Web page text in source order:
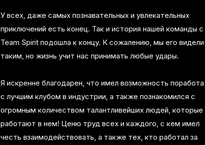
У всех, даже самых познавательных и увлекательных
приключений есть конец. Так и история нашей команды с
Team Spirit подошла к концу. К сожалению, мы его
таким, но жизнь учит нас принимать любые удары.
Я искренне благодарен, что имел возможность
с лучшим клубом в индустрии, а также познакомился с
огромным количеством талантливейших людей, которые
работают в нем! Ценю труд всех и каждого, с кем имел
честь взаимодействовать, а также тех, кто работал за